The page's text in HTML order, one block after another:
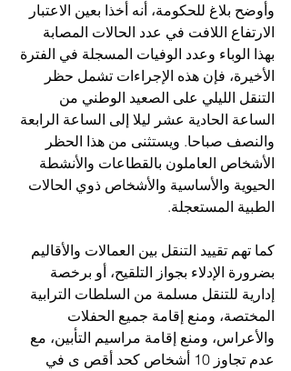
وأوضح بلاغ للحكومة، أنه أخذا بعين الاعتبار
الارتفاع اللافت في عدد الحالات المصابة
بهذا الوباء وعدد الوفيات المسجلة في الفترة
الأخيرة، فإن هذه الإجراءات تشمل حظر
التنقل الليلي على الصعيد الوطني من
الساعة الحادية عشر ليلا إلى الساعة الرابعة
والنصف صباحا. ويستثنى من هذا الحظر
الأشخاص العاملون بالقطاعات والأنشطة
الحيوية والأساسية والأشخاص ذوي الحالات
الطبية المستعجلة.
كما تهم تقييد التنقل بين العمالات والأقاليم
بضرورة الإدلاء بجواز التلقيح، أو برخصة
إدارية للتنقل مسلمة من السلطات الترابية
المختصة، ومنع إقامة جميع الحفلات
والأعراس، ومنع إقامة مراسيم التأبين، مع
عدم تجاوز 10 أشخاص كحد أقص ى في